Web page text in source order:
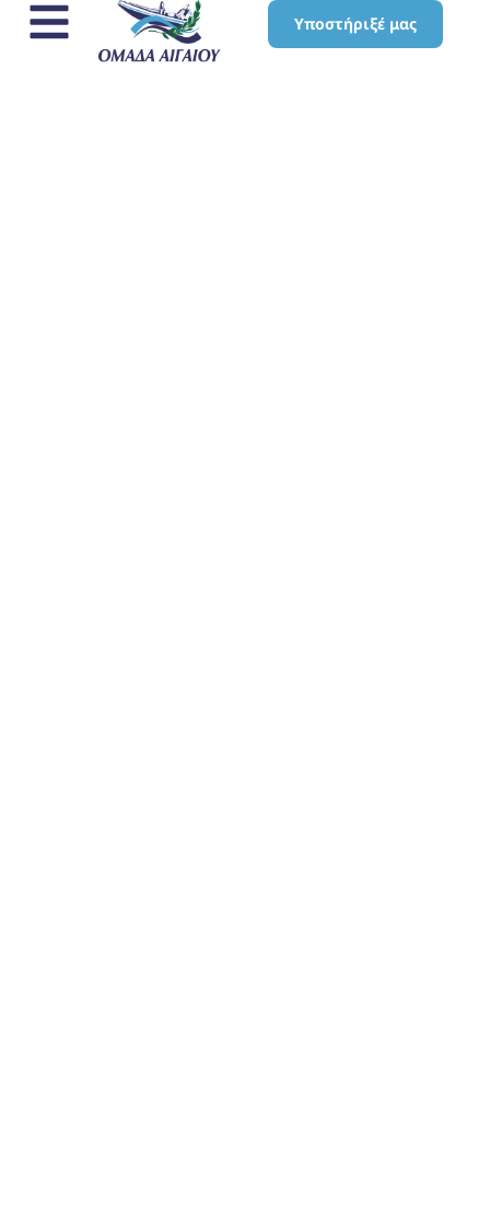
Υποστήριξέ μας